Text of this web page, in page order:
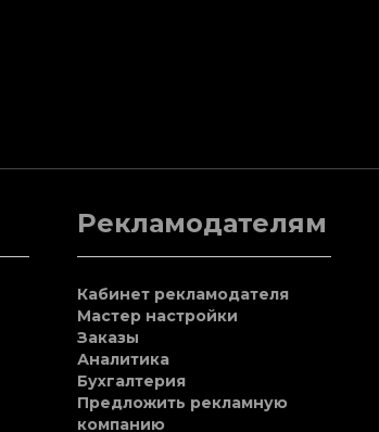
Рекламодателям
Кабинет рекламодателя
Мастер настройки
Заказы
Аналитика
Бухгалтерия
Предложить рекламную
компанию